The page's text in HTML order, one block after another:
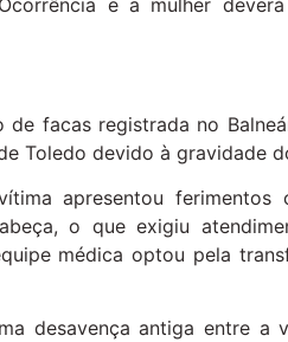
facas registrada no
Toledo devido à gravidade
apresentou ferimentos
o que exigiu
médica optou pela
desavença antiga entre a